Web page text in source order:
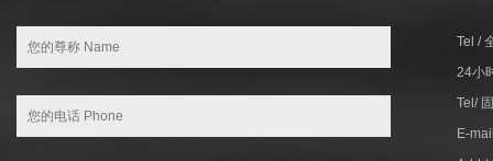
Tel /
24小
Tel/
E-